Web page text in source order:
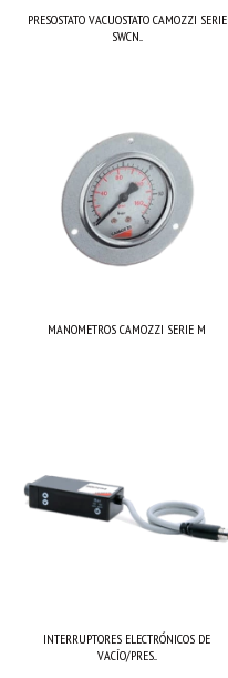
PRESOSTATO VACUOSTATO CAMOZZI SERIE
SWCN...
MANOMETROS CAMOZZI SERIE M
INTERRUPTORES ELECTRÓNICOS DE
VACÍO/PRES...